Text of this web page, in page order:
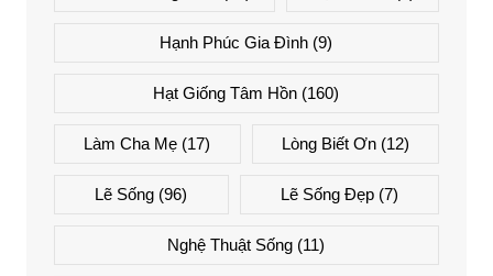
Hạnh Phúc Gia Đình (9)
Hạt Giống Tâm Hồn (160)
Làm Cha Mẹ (17) Lòng Biết Ơn(12)
Lẽ Sống (96) Lẽ Sống Đẹp(7)
Nghệ Thuật Sống (11)